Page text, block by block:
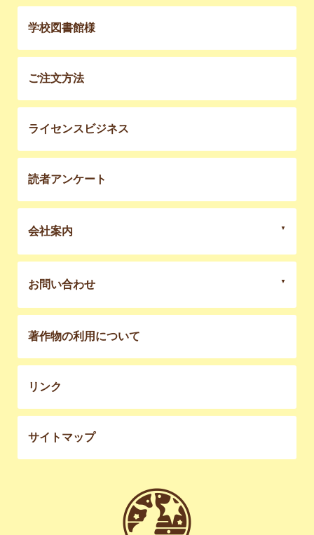
学校図書館様
ご注文方法
ライセンスビジネス
読者アンケート
会社案内
お問い合わせ
著作物の利用について
リンク
サイトマップ